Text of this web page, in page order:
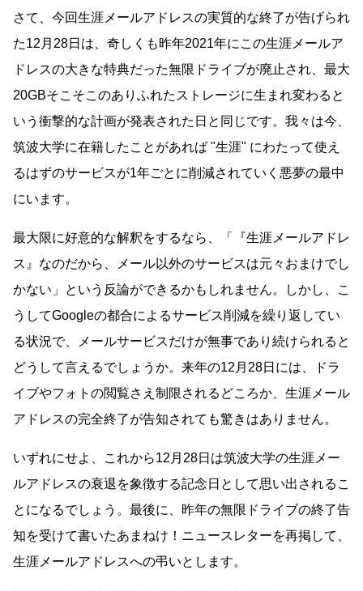
さて、今回生涯メールアドレスの実質的な終了が告げられ
た12月28日は、奇しくも昨年2021年にこの生涯メールア
ドレスの大きな特典だった無限ドライブが廃止され、最大
20GBそこそこのありふれたストレージに生まれ変わると
いう衝撃的な計画が発表された日と同じです。我々は今、
筑波大学に在籍したことがあれば 生涯
にわたって使え
るはずのサービスが1年ごとに削減されていく悪夢の最中
にいます。
最大限に好意的な解釈をするなら、「『生涯メールアドレ
ス』なのだから、メール以外のサービスは元々おまけでし
かない」という反論ができるかもしれません。しかし、こ
うしてGoogleの都合によるサービス削減を繰り返してい
る状況で、メールサービスだけが無事であり続けられると
どうして言えるでしょうか。来年の12月28日には、ドラ
イブやフォトの閲覧さえ制限されるどころか、生涯メール
アドレスの完全終了が告知されても驚きはありません。
いずれにせよ、これから12月28日は筑波大学の生涯メー
ルアドレスの衰退を象徴する記念日として思い出されるこ
とになるでしょう。最後に、昨年の無限ドライブの終了告
知を受けて書いたあまねけ！ニュースレターを再掲して、
生涯メールアドレスへの弔いとします。